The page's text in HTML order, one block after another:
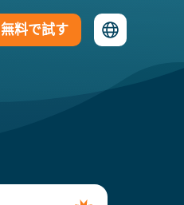
無料で試す